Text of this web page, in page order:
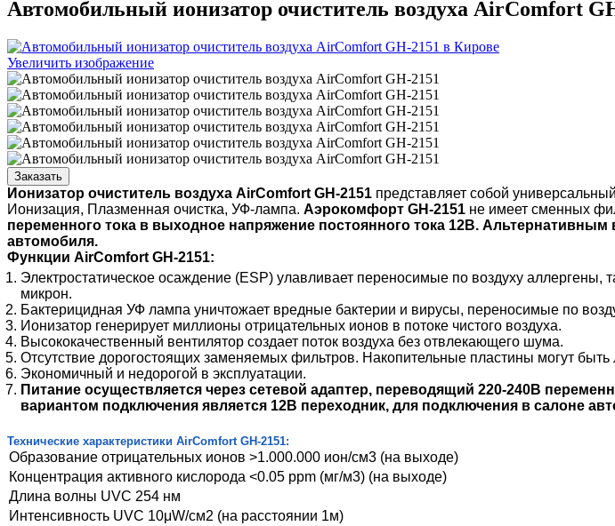
Автомобильный ионизатор очиститель воздуха AirComfort
Увеличить изображение
Заказать
Ионизатор очиститель воздуха AirComfort GH-2151 представляет собой
Ионизация, Плазменная очистка, УФ-лампа. Аэрокомфорт GH-2151 не имеет сменных
переменного тока в выходное напряжение постоянного тока 12В.
автомобиля.
Функции AirComfort GH-2151:
Электростатическое осаждение (ESP) улавливает переносимые по воздуху
микрон.
Бактерицидная УФ лампа уничтожает вредные бактерии и вирусы, переносимые по
Ионизатор генерирует миллионы отрицательных ионов в потоке чистого воздуха.
Высококачественный вентилятор создает поток воздуха без отвлекающего шума.
Отсутствие дорогостоящих заменяемых фильтров. Накопительные пластины могут
Экономичный и недорогой в эксплуатации.
Питание осуществляется через сетевой адаптер, переводящий 220-240В
вариантом подключения является 12В переходник, для подключения в салоне
Технические характеристики AirComfort GH-2151:
Образование отрицательных ионов >1.000.000 ион/см3 (на выходе)
Концентрация активного кислорода <0.05 ppm (мг/м3) (на выходе)
Длина волны UVC 254 нм
Интенсивность UVC 10μW/см2 (на расстоянии 1м)